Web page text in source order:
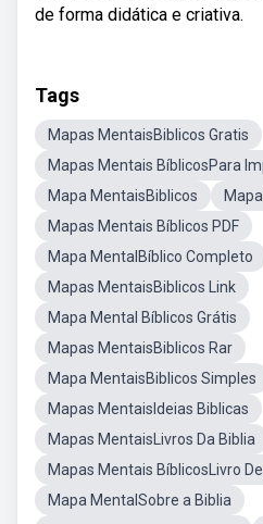
de forma didática e criativa.
Tags
Mapas MentaisBiblicos Gratis
Mapas Mentais BíblicosPara
Mapa MentaisBiblicos
Mapas Mentais Bíblicos PDF
Mapa MentalBíblico Completo
Mapas MentaisBiblicos Link
Mapa Mental Bíblicos Grátis
Mapas MentaisBiblicos Rar
Mapa MentaisBiblicos Simples
Mapas MentaisIdeias Biblicas
Mapas MentaisLivros Da Biblia
Mapas Mentais BíblicosLivro
Mapa MentalSobre a Biblia